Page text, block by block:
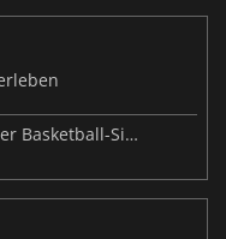
NBA 2K26 beginnt eine neue Ära der Basketball-Simulation